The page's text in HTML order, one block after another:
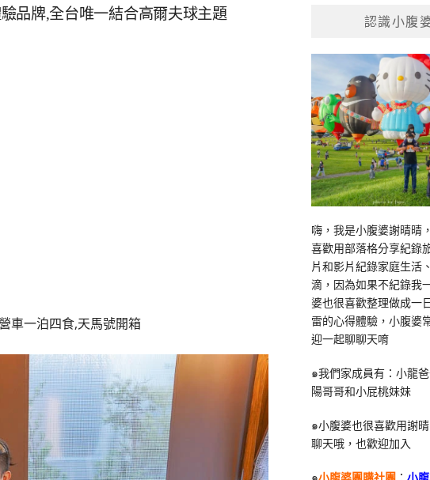
品牌,全台唯一結合高爾夫球主題
車一泊四食,天馬號開箱
認識小腹
嗨，我是小腹婆謝晴晴
喜歡用部落格分享紀錄
片和影片紀錄家庭生活
滴，因為如果不紀錄我
婆也很喜歡整理做成一
雷的心得體驗，小腹婆
迎一起聊聊天唷
๑我們家成員有：小龍
陽哥哥和小屁桃妹妹
๑小腹婆也很喜歡用謝
聊天哦，也歡迎加入